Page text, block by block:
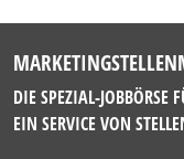
DIE SPEZIAL-
EIN SERVICE VON